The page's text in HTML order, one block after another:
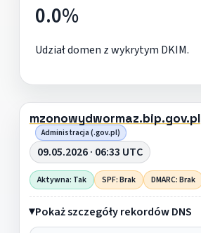
0.0%
Udział domen z wykrytym DKIM.
mzonowydwormaz.bip.gov.pl
Administracja (.gov.pl)
09.05.2026 · 06:33 UTC
Aktywna: Tak SPF: Brak DMARC: Brak
Pokaż szczegóły rekordów DNS